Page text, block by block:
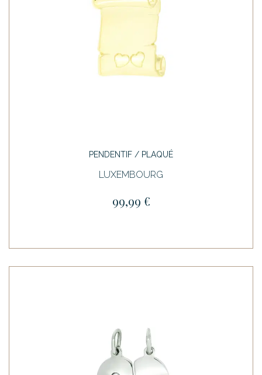
PENDENTIF / PLAQUÉ
LUXEMBOURG
99,99 €